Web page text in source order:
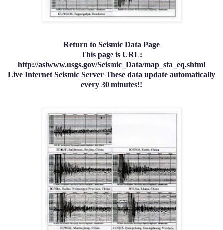
Return to Seismic Data Page
This page is URL:
http://aslwww.usgs.gov/Seismic_Data/map_sta_eq.shtml
Live Internet Seismic Server These data update automatically
every 30 minutes!!